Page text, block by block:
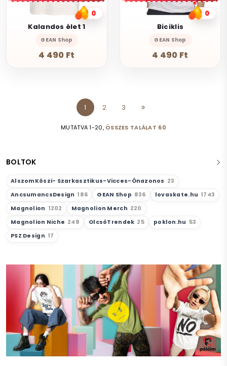
BOLTOK
AlszomKöszi- Szarkasztikus-Vicces-Önazonos 23
AncsumancsDesign 186 GEAN Shop 836 lovaskate.hu 1743
Magnolion 1202 Magnolion Merch 220
Magnolion Niche 248 OlcsóTrendek 25 poklon.hu 53
PSZ Design 17
0
Kalandos élet 1
GEAN Shop
4 490 Ft
0
Biciklis
GEAN Shop
4 490 Ft
MUTATVA 1-20, ÖSSZES TALÁLAT 60
1 2 3